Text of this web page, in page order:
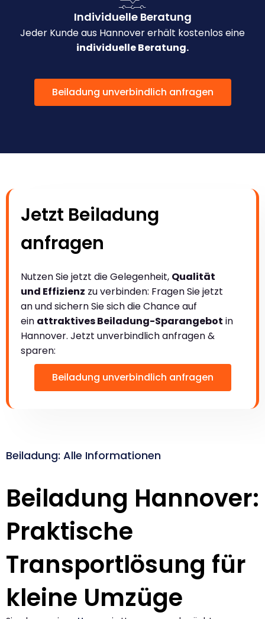
Individuelle Beratung
Jeder Kunde aus Hannover erhält kostenlos eine
individuelle Beratung.
Beiladung unverbindlich anfragen
Jetzt Beiladung
anfragen
Nutzen Sie jetzt die Gelegenheit, Qualität
und Effizienz zu verbinden: Fragen Sie jetzt
an und sichern Sie sich die Chance auf
ein attraktives Beiladung-Sparangebot in
Hannover. Jetzt unverbindlich anfragen &
sparen:
Beiladung unverbindlich anfragen
Beiladung: Alle Informationen
Beiladung Hannover:
Praktische
Transportlösung für
kleine Umzüge